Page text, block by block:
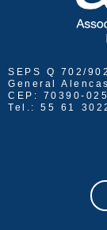
SEPS Q 702/
General
CEP: 70390-025
Tel.: 55 61